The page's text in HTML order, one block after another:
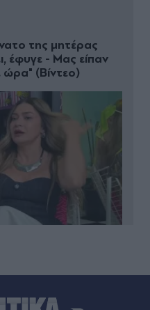
της μητέρας
έφυγε - Μας είπαν
(Βίντεο)
που ξέσπασε σε